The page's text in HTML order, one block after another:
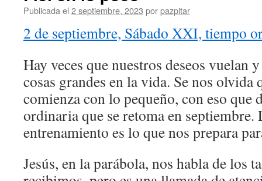
Publicada el 2 septiembre, 2023 porpazpitar
2 de septiembre, Sábado XXI, tiempo
Hay veces que nuestros deseos vuelan
cosas grandes en la vida. Se nos olvida
comienza con lo pequeño, con eso que
ordinaria que se retoma en
entrenamiento es lo que nos prepara
Jesús, en la parábola, nos habla de los